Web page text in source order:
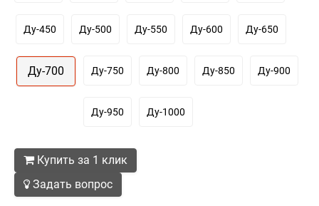
Ду-450 Ду-500 Ду-550 Ду-600 Ду-650
Ду-700 Ду-750 Ду-800 Ду-850 Ду-900
Ду-950 Ду-1000
Купить за 1 клик
Задать вопрос